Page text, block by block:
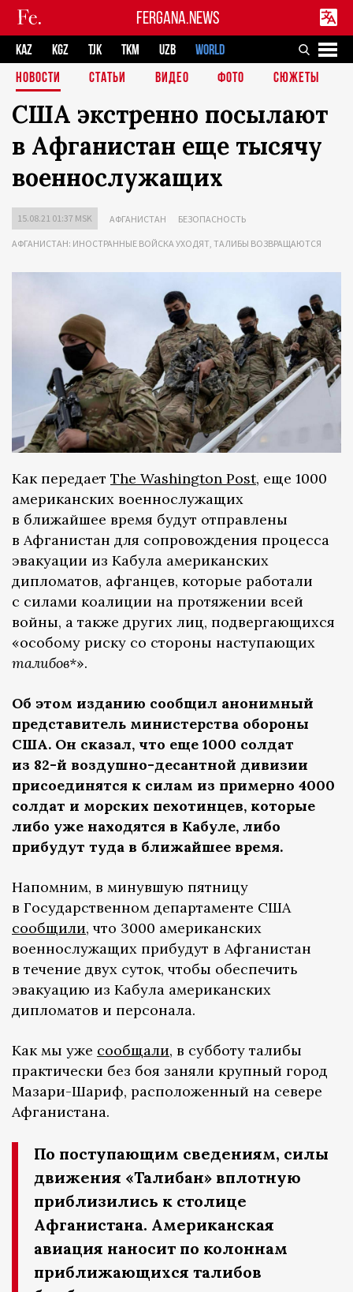
FERGANA.NEWS
KAZ KGZ TJK TKM UZB
WORLD
НОВОСТИ
СТАТЬИ ВИДЕО ФОТО СЮЖЕТЫ
США экстренно посылают
в Афганистан еще тысячу
военнослужащих
15.08.21 01:37 MSK АФГАНИСТАН БЕЗОПАСНОСТЬ
АФГАНИСТАН: ИНОСТРАННЫЕ ВОЙСКА УХОДЯТ, ТАЛИБЫ ВОЗВРАЩАЮТСЯ
Как передает The Washington Post, еще 1000
американских военнослужащих
в ближайшее время будут отправлены
в Афганистан для сопровождения процесса
эвакуации из Кабула американских
дипломатов, афганцев, которые работали
с силами коалиции на протяжении всей
войны, а также других лиц, подвергающихся
«особому риску со стороны наступающих
талибов*».
Об этом изданию сообщил анонимный
представитель министерства обороны
США. Он сказал, что еще 1000 солдат
из 82-й воздушно-десантной дивизии
присоединятся к силам из примерно 4000
солдат и морских пехотинцев, которые
либо уже находятся в Кабуле, либо
прибудут туда в ближайшее время.
Напомним, в минувшую пятницу
в Государственном департаменте США
сообщили, что 3000 американских
военнослужащих прибудут в Афганистан
в течение двух суток, чтобы обеспечить
эвакуацию из Кабула американских
дипломатов и персонала.
Как мы уже сообщали, в субботу талибы
практически без боя заняли крупный город
Мазари-Шариф, расположенный на севере
Афганистана.
По поступающим сведениям, силы
движения «Талибан» вплотную
приблизились к столице
Афганистана. Американская
авиация наносит по колоннам
приближающихся талибов